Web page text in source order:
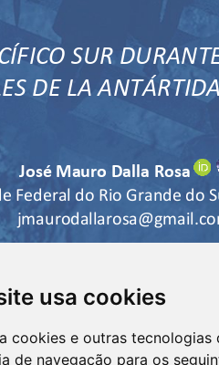
usa cookies
cookies e outras tecnologias
de navegação para os